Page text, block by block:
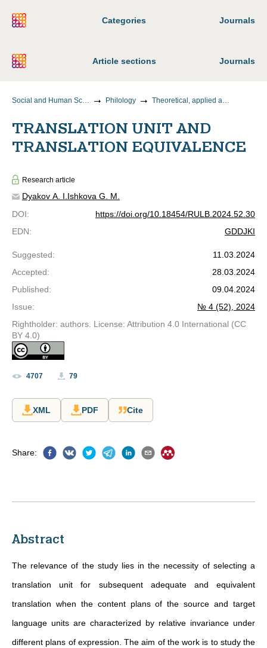
Categories Journals
Article sections Journals
Social and Human Sciences Philology Theoretical, applied and comparative linguistics
TRANSLATION UNIT AND
TRANSLATION EQUIVALENCE
Research article
Dyakov A. I. Ishkova G. M.
DOI:
https://doi.org/10.18454/RULB.2024.52.30
EDN: GDDJKI
Suggested:
11.03.2024
Accepted:
28.03.2024
Published:
09.04.2024
Issue:
№ 4 (52), 2024
Rightholder: authors. License: Attribution 4.0 International (CC
BY 4.0)
4707 79
XML PDF Cite
Share:
Abstract
The relevance of the study lies in the necessity of selecting a
translation unit for subsequent adequate and equivalent
translation when the content plans of the source and target
language units are characterized by relative invariance under
different plans of expression. The aim of the work is to study the